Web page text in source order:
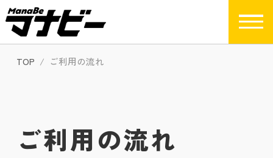
TOP ご利用の流れ
ご利用の流れ